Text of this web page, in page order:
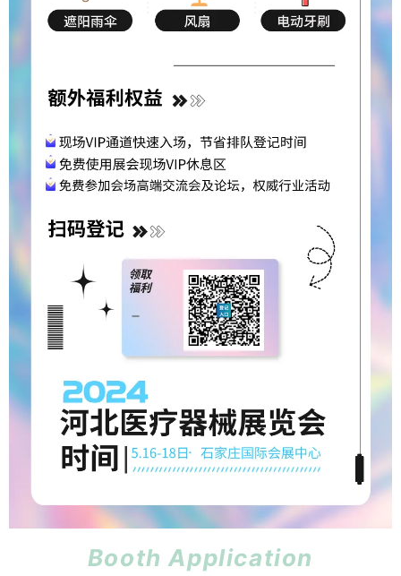
Booth Application